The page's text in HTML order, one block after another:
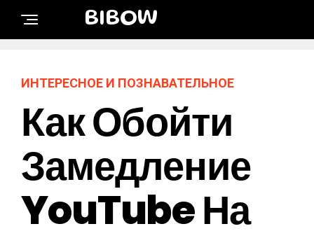
BIBOW
ИНТЕРЕСНОЕ И ПОЗНАВАТЕЛЬНОЕ
Как Обойти
Замедление
YouTube На